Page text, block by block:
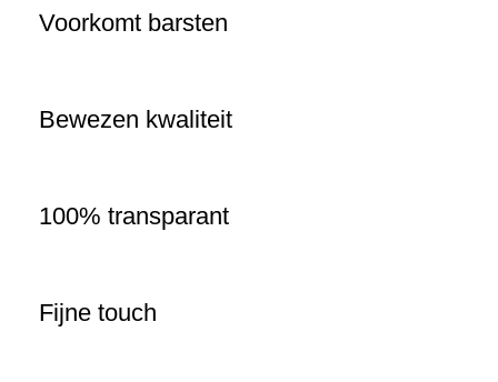
Voorkomt barsten
Bewezen kwaliteit
100% transparant
Fijne touch